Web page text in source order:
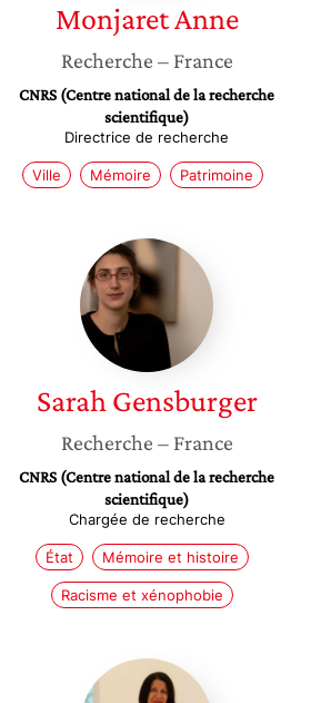
MonjaretAnne
Recherche – France
CNRS (Centre national de la recherche
scientifique)
Directrice de recherche
Ville Mémoire Patrimoine
Sarah
Gensburger
Sarah Gensburger
Recherche – France
CNRS (Centre national de la recherche
scientifique)
Chargée de recherche
État Mémoire et histoire
Racisme et xénophobie
Christine
Ulivucci